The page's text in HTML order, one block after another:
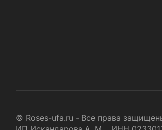
© Roses-ufa.ru - Все права